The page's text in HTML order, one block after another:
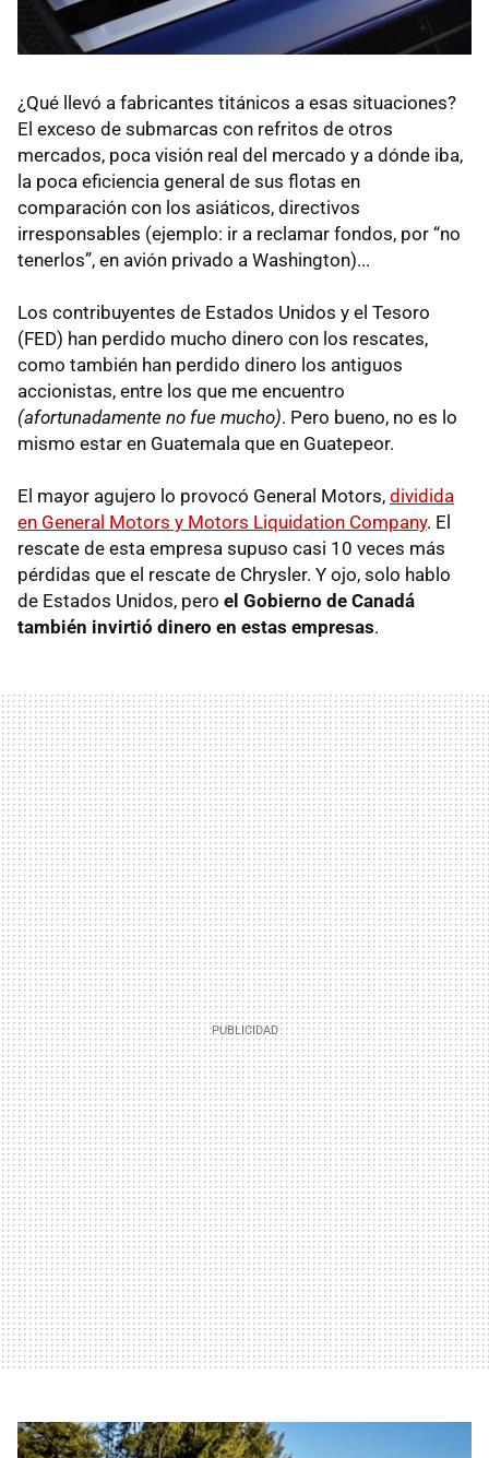
¿Qué llevó a fabricantes titánicos a esas situaciones?
El exceso de submarcas con refritos de otros
mercados, poca visión real del mercado y a dónde iba,
la poca eficiencia general de sus flotas en
comparación con los asiáticos, directivos
irresponsables (ejemplo: ir a reclamar fondos, por “no
tenerlos”, en avión privado a Washington)...
Los contribuyentes de Estados Unidos y el Tesoro
(FED) han perdido mucho dinero con los rescates,
como también han perdido dinero los antiguos
accionistas, entre los que me encuentro
(afortunadamente no fue mucho). Pero bueno, no es lo
mismo estar en Guatemala que en Guatepeor.
El mayor agujero lo provocó General Motors, dividida
en General Motors y Motors Liquidation Company. El
rescate de esta empresa supuso casi 10 veces más
pérdidas que el rescate de Chrysler. Y ojo, solo hablo
de Estados Unidos, pero el Gobierno de Canadá
también invirtió dinero en estas empresas.